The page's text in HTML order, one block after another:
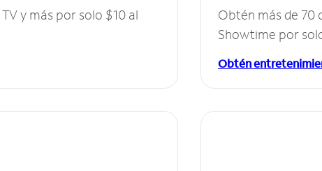
y más por solo $10 al
Obtén más de 70
Showtime por
Obtén